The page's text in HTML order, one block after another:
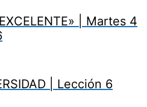
| Martes 4
| Lección 6